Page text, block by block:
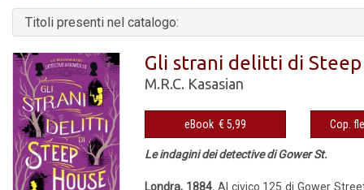
Titoli presenti nel catalogo:
Gli strani delitti di Steep
M.R.C. Kasasian
eBook € 5,99
Le indagini dei detective di Gower St.
Londra, 1884. Al civico 125 di Gower